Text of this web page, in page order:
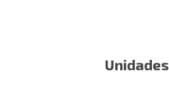
Unidades